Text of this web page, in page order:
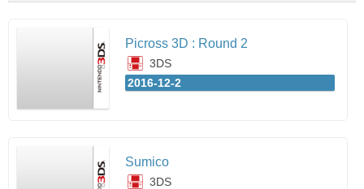
Picross 3D : Round 2
3DS
2016-12-2
Sumico
3DS